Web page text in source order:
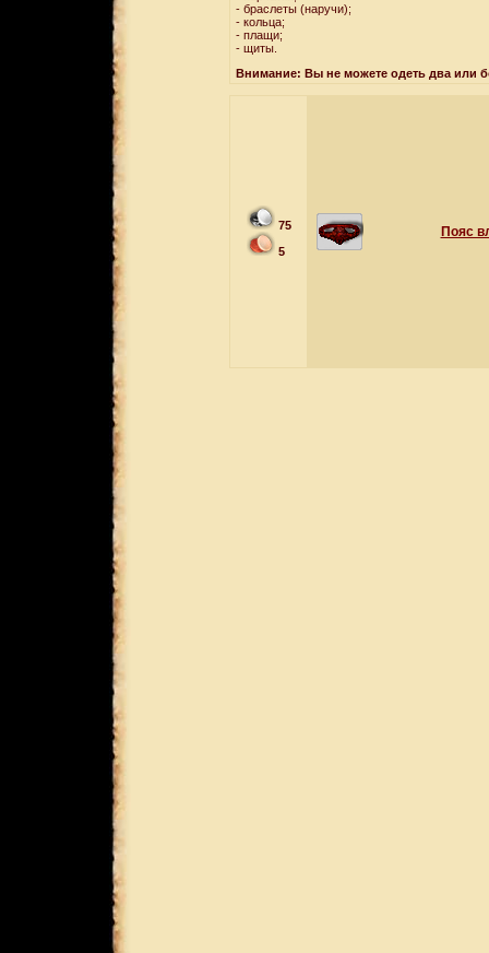
- браслеты (наручи);
- кольца;
- плащи;
- щиты.
Внимание: Вы не можете одеть два или
75
5
Пояс